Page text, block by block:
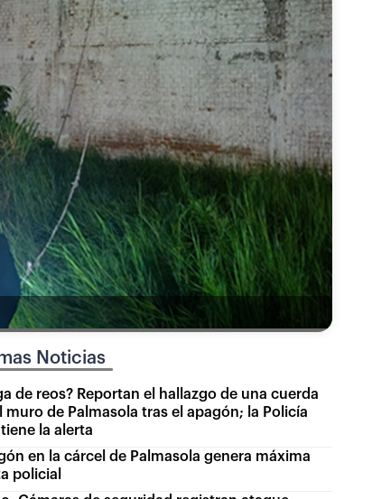
Noticias
de reos? Reportan el hallazgo de una cuerda
muro de Palmasola tras el apagón; la Policía
la alerta
en la cárcel de Palmasola genera máxima
policial